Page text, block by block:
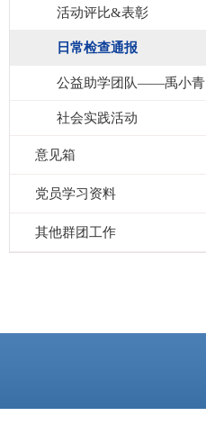
活动评比&表彰
日常检查通报
公益助学团队——禹小青
社会实践活动
意见箱
党员学习资料
其他群团工作